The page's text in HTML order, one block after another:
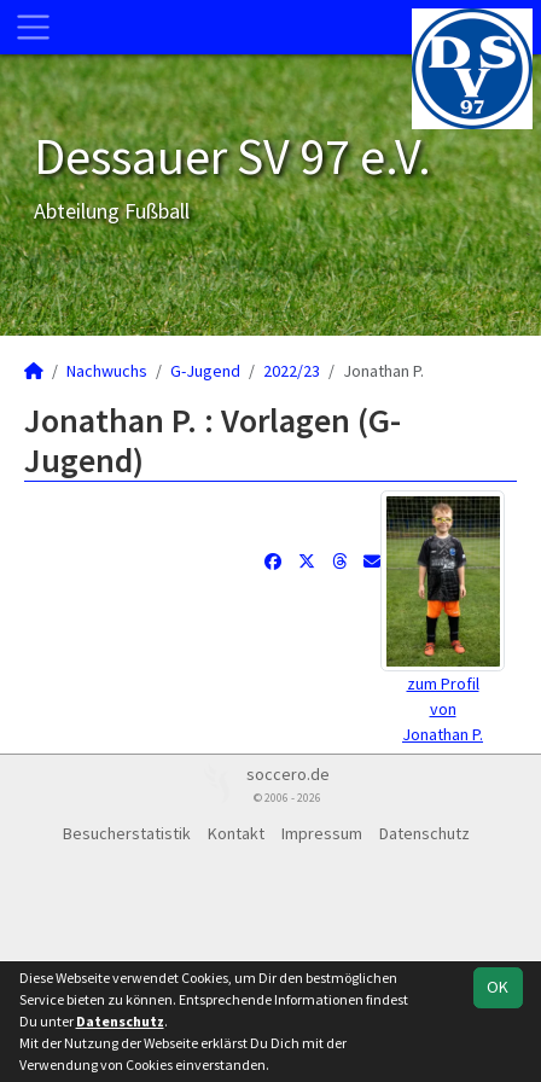
Dessauer SV 97 e.V.
Abteilung Fußball
Nachwuchs G-Jugend 2022/23 Jonathan P.
Jonathan P. : Vorlagen (G-
Jugend)
zum Profil
von
Jonathan P.
soccero.de
© 2006 - 2026
Besucherstatistik Kontakt Impressum Datenschutz
OK
Diese Webseite verwendet Cookies, um Dir den bestmöglichen
Service bieten zu können. Entsprechende Informationen findest
Du unter Datenschutz.
Mit der Nutzung der Webseite erklärst Du Dich mit der
Verwendung von Cookies einverstanden.